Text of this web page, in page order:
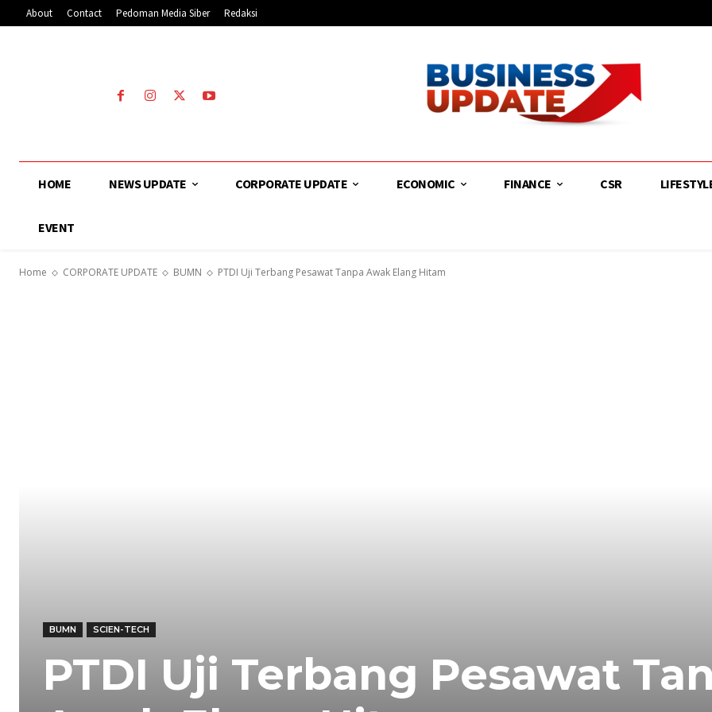
About Contact Pedoman Media Siber Redaksi
HOME NEWS UPDATE CORPORATE UPDATE ECONOMIC FINANCE CSR
EVENT
Home CORPORATE UPDATE BUMN PTDI Uji Terbang Pesawat Tanpa Awak Elang Hitam
BUMN SCIEN-TECH
PTDI Uji Terbang Pesawat